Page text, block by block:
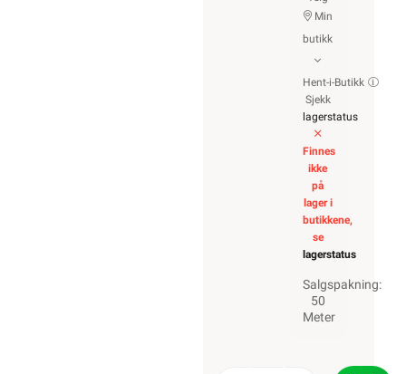
Min
butikk
Hent-i-Butikk
Sjekk
lagerstatus
Finnes
ikke
på
lager i
butikkene,
se
lagerstatus
Salgspakning:
50
Meter